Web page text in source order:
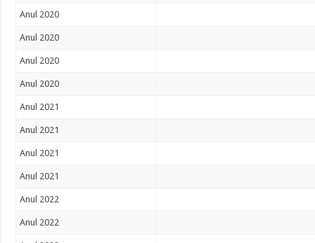
Anul 2020
Anul 2020
Anul 2020
Anul 2020
Anul 2021
Anul 2021
Anul 2021
Anul 2021
Anul 2022
Anul 2022